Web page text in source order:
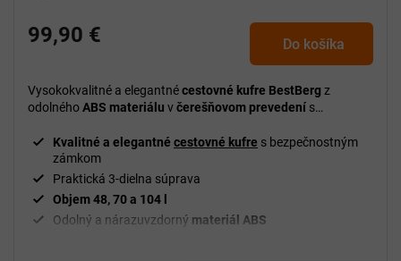
produktu
z
5
99,90 € Do košíka
Vysokokvalitné a elegantnécestovné kufre BestBerg z
odolnéhoABS materiálu včerešňovom prevedení s
48, 70 a 104 l ideálna nakrátke aj dlhé cesty.
Kvalitné a elegantné cestovné kufre s bezpečnostným
zámkom
Praktická 3-dielna súprava
Objem 48, 70 a 104 l
Odolný a nárazuvzdorný materiál ABS